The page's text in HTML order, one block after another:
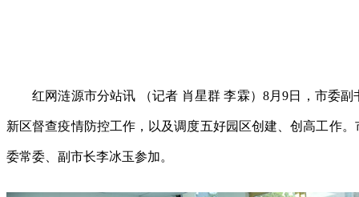
红网涟源市分站讯 （记者 肖星群 李霖）8月9日，市委
新区督查疫情防控工作，以及调度五好园区创建、创高工作
委常委、副市长李冰玉参加。